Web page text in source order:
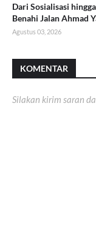
Dari Sosialisasi
Benahi Jalan Ahmad
Agustus 03, 2026
KOMENTAR
Silakan kirim saran